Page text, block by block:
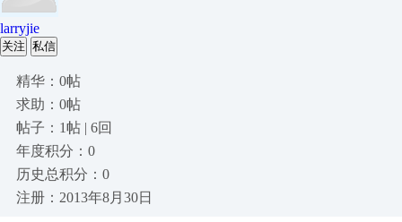
larryjie
关注 私信
精华：0帖
求助：0帖
帖子：1帖 | 6回
年度积分：0
历史总积分：0
注册：2013年8月30日